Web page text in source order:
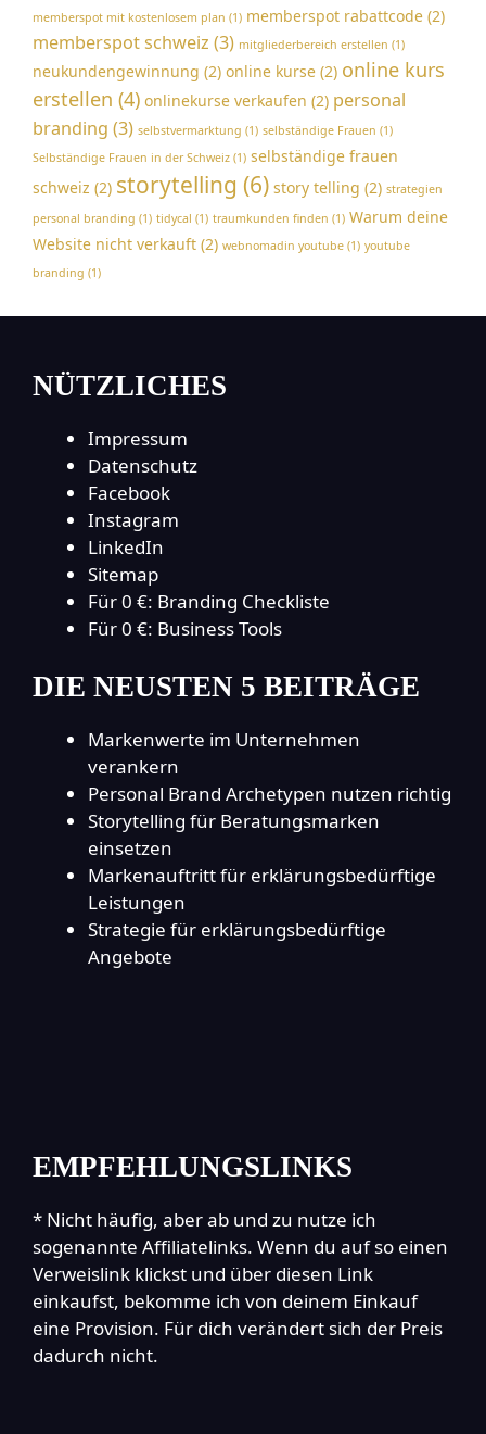
memberspot mit kostenlosem plan (1) memberspot rabattcode (2)
memberspot schweiz (3) mitgliederbereich erstellen (1)
neukundengewinnung (2) online kurse (2) online kurs
erstellen (4) onlinekurse verkaufen (2) personal
branding (3) selbstvermarktung (1) selbständige Frauen (1)
Selbständige Frauen in der Schweiz (1) selbständige frauen
schweiz (2) storytelling (6) story telling (2) strategien
personal branding (1) tidycal (1) traumkunden finden (1) Warum deine
Website nicht verkauft (2) webnomadin youtube (1) youtube
branding (1)
NÜTZLICHES
Impressum
Datenschutz
Facebook
Instagram
LinkedIn
Sitemap
Für 0 €: Branding Checkliste
Für 0 €: Business Tools
DIE NEUSTEN 5 BEITRÄGE
Markenwerte im Unternehmen
verankern
Personal Brand Archetypen nutzen richtig
Storytelling für Beratungsmarken
einsetzen
Markenauftritt für erklärungsbedürftige
Leistungen
Strategie für erklärungsbedürftige
Angebote
EMPFEHLUNGSLINKS
* Nicht häufig, aber ab und zu nutze ich
sogenannte Affiliatelinks. Wenn du auf so einen
Verweislink klickst und über diesen Link
einkaufst, bekomme ich von deinem Einkauf
eine Provision. Für dich verändert sich der Preis
dadurch nicht.